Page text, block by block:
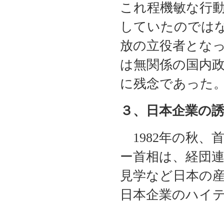
これ程機敏な行
していたのでは
放の立役者とな
は無関係の国内
に残念であった
３、日本企業の
1982年の秋、
ー首相は、経団
見学など日本の
日本企業のハイ